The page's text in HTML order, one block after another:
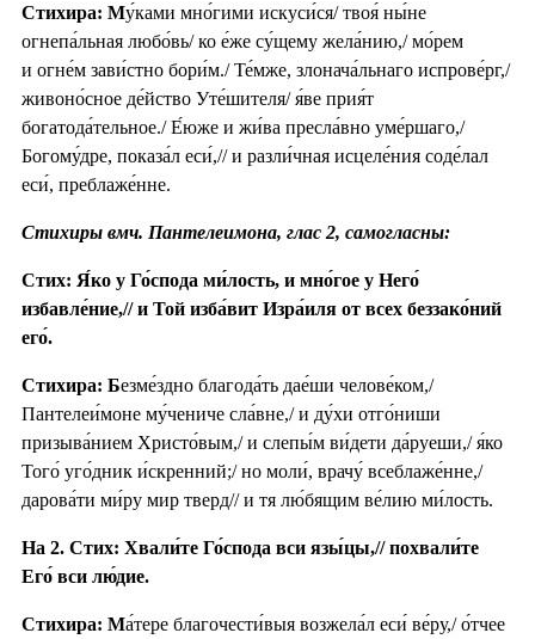
Стихира: Му́ками мно́гими искуси́ся/ твоя́ ны́не
огнепа́льная любо́вь/ ко е́же су́щему жела́нию,/ мо́рем
и огне́м зави́стно бори́м./ Те́мже, злонача́льнаго испрове́рг,/
живоно́сное де́йство Уте́шителя/ я́ве прия́т
богатода́тельное./ Е́юже и жи́ва пресла́вно уме́ршаго,/
Богому́дре, показа́л еси́,// и разли́чная исцеле́ния соде́лал
еси́, преблаже́нне.
Стихиры вмч. Пантелеимона, глас 2, самогласны:
Стих: Я́ко у Го́спода ми́лость, и мно́гое у Него́
избавле́ние,// и Той изба́вит Изра́иля от всех беззако́ний
его́.
Стихира: Безме́здно благода́ть дае́ши челове́ком,/
Пантелеи́моне му́чениче сла́вне,/ и ду́хи отго́ниши
призыва́нием Христо́вым,/ и слепы́м ви́дети да́руеши,/ я́ко
Того́ уго́дник и́скренний;/ но моли́, врачу́ всеблаже́нне,/
дарова́ти ми́ру мир тверд// и тя лю́бящим ве́лию ми́лость.
На 2. Стих: Хвали́те Го́спода вси язы́цы,// похвали́те
Его́ вси лю́дие.
Стихира: Ма́тере благочести́выя возжела́л еси́ ве́ру,/ о́тчее